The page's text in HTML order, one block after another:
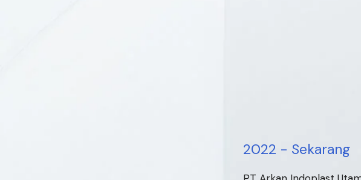
2022 - Sekarang